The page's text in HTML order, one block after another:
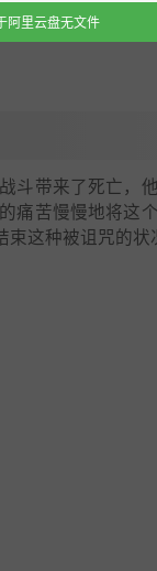
斗带来了死亡，
痛苦慢慢地将这
这种被诅咒的状
阿里云盘无文件